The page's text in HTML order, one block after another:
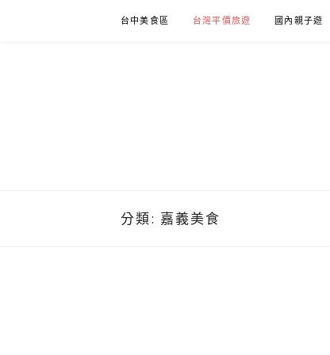
台中美食區 台灣平價旅遊 國內親子遊
分類: 嘉義美食